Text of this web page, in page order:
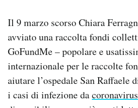
Il 9 marzo scorso Chiara
avviato una raccolta fondi
GoFundMe – popolare e
internazionale per le raccolte
aiutare l’ospedale San Raffaele
i casi di infezione dacoronavirus